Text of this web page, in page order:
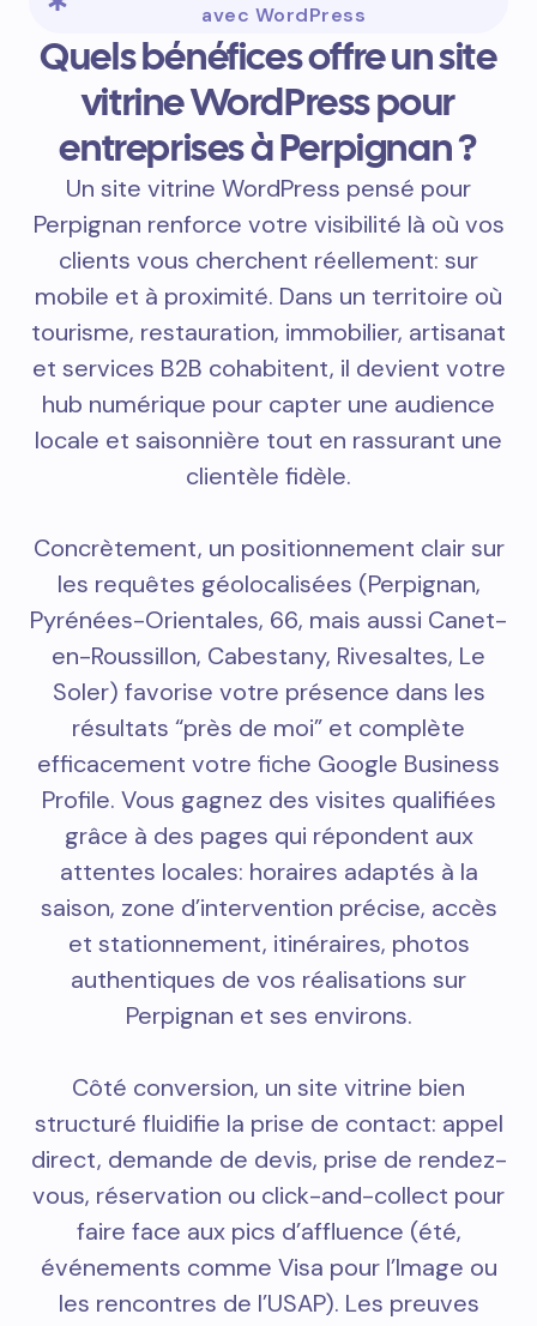
avec WordPress
Quels bénéfices offre un site
vitrine WordPress pour
entreprises à Perpignan ?
Un site vitrine WordPress pensé pour
Perpignan renforce votre visibilité là où vos
clients vous cherchent réellement: sur
mobile et à proximité. Dans un territoire où
tourisme, restauration, immobilier, artisanat
et services B2B cohabitent, il devient votre
hub numérique pour capter une audience
locale et saisonnière tout en rassurant une
clientèle fidèle.
Concrètement, un positionnement clair sur
les requêtes géolocalisées (Perpignan,
Pyrénées-Orientales, 66, mais aussi Canet-
en-Roussillon, Cabestany, Rivesaltes, Le
Soler) favorise votre présence dans les
résultats “près de moi” et complète
efficacement votre fiche Google Business
Profile. Vous gagnez des visites qualifiées
grâce à des pages qui répondent aux
attentes locales: horaires adaptés à la
saison, zone d’intervention précise, accès
et stationnement, itinéraires, photos
authentiques de vos réalisations sur
Perpignan et ses environs.
Côté conversion, un site vitrine bien
structuré fluidifie la prise de contact: appel
direct, demande de devis, prise de rendez-
vous, réservation ou click-and-collect pour
faire face aux pics d’affluence (été,
événements comme Visa pour l’Image ou
les rencontres de l’USAP). Les preuves